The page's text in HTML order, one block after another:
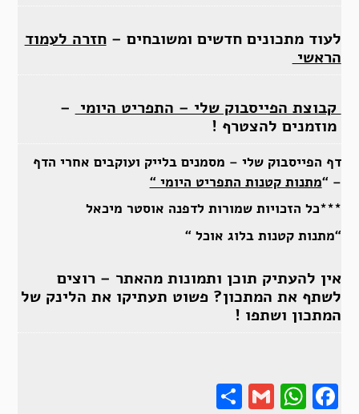
לעוד מתכונים חדשים ומשובחים –חזרה לעמוד
הראשי
קבוצת הפייסבוק שלי – התפריט היומי –
מוזמנים להצטרף !
דף הפייסבוק שלי – מסמנים בלייק ועוקבים אחרי הדף
– “מתנות קטנות התפריט היומי “
***כל הזכויות שמורות לדפנה אוסטר מיכאל
“מתנות קטנות בלוג אוכל “
אין להעתיק תוכן ותמונות מהאתר – רוצים
לשתף את המתכון? פשוט תעתיקו את הלינק של
המתכון ושתפו !
Gmail
Share